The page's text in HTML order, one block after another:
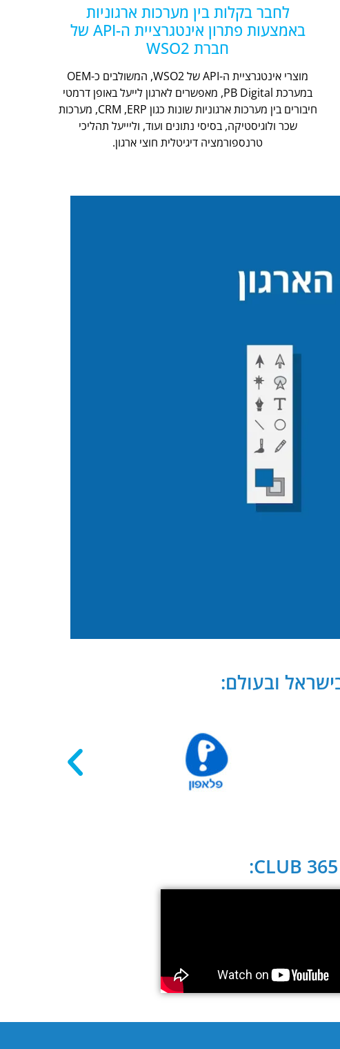
לחבר בקלות בין מערכות ארגוניות
באמצעות פתרון אינטגרציית ה-API של
חברת WSO2
מוצרי אינטגרציית ה-API של WSO2, המשולבים כ-OEM
במערכת PB Digital, מאפשרים לארגון לייעל באופן דרמטי
חיבורים בין מערכות ארגוניות שונות כגון CRM ,ERP, מערכות
שכר ולוגיסטיקה, בסיסי נתונים ועוד, וליייעל תהליכי
טרנספורמציה דיגיטלית חוצי ארגון.